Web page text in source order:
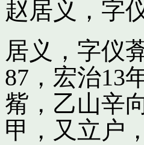
赵居义，字
居义，字仪
87，宏治13
觜，乙山辛
甲，又立户